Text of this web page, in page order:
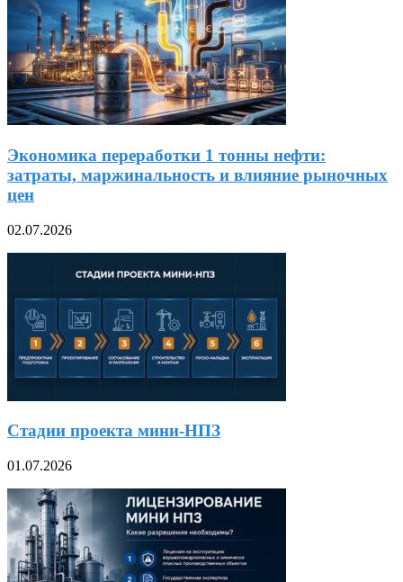
Экономика переработки 1 тонны нефти:
затраты, маржинальность и влияние рыночных
цен
02.07.2026
Стадии проекта мини-НПЗ
01.07.2026